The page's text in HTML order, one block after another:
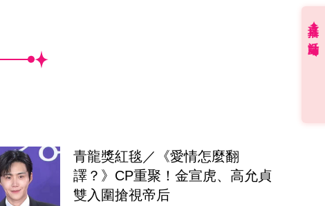
青龍獎紅毯／《愛情怎麼翻
譯？》CP重聚！金宣虎、高允貞
雙入圍搶視帝后
直播✦活動